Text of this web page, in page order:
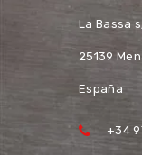
La Bassa
25139
España
+34